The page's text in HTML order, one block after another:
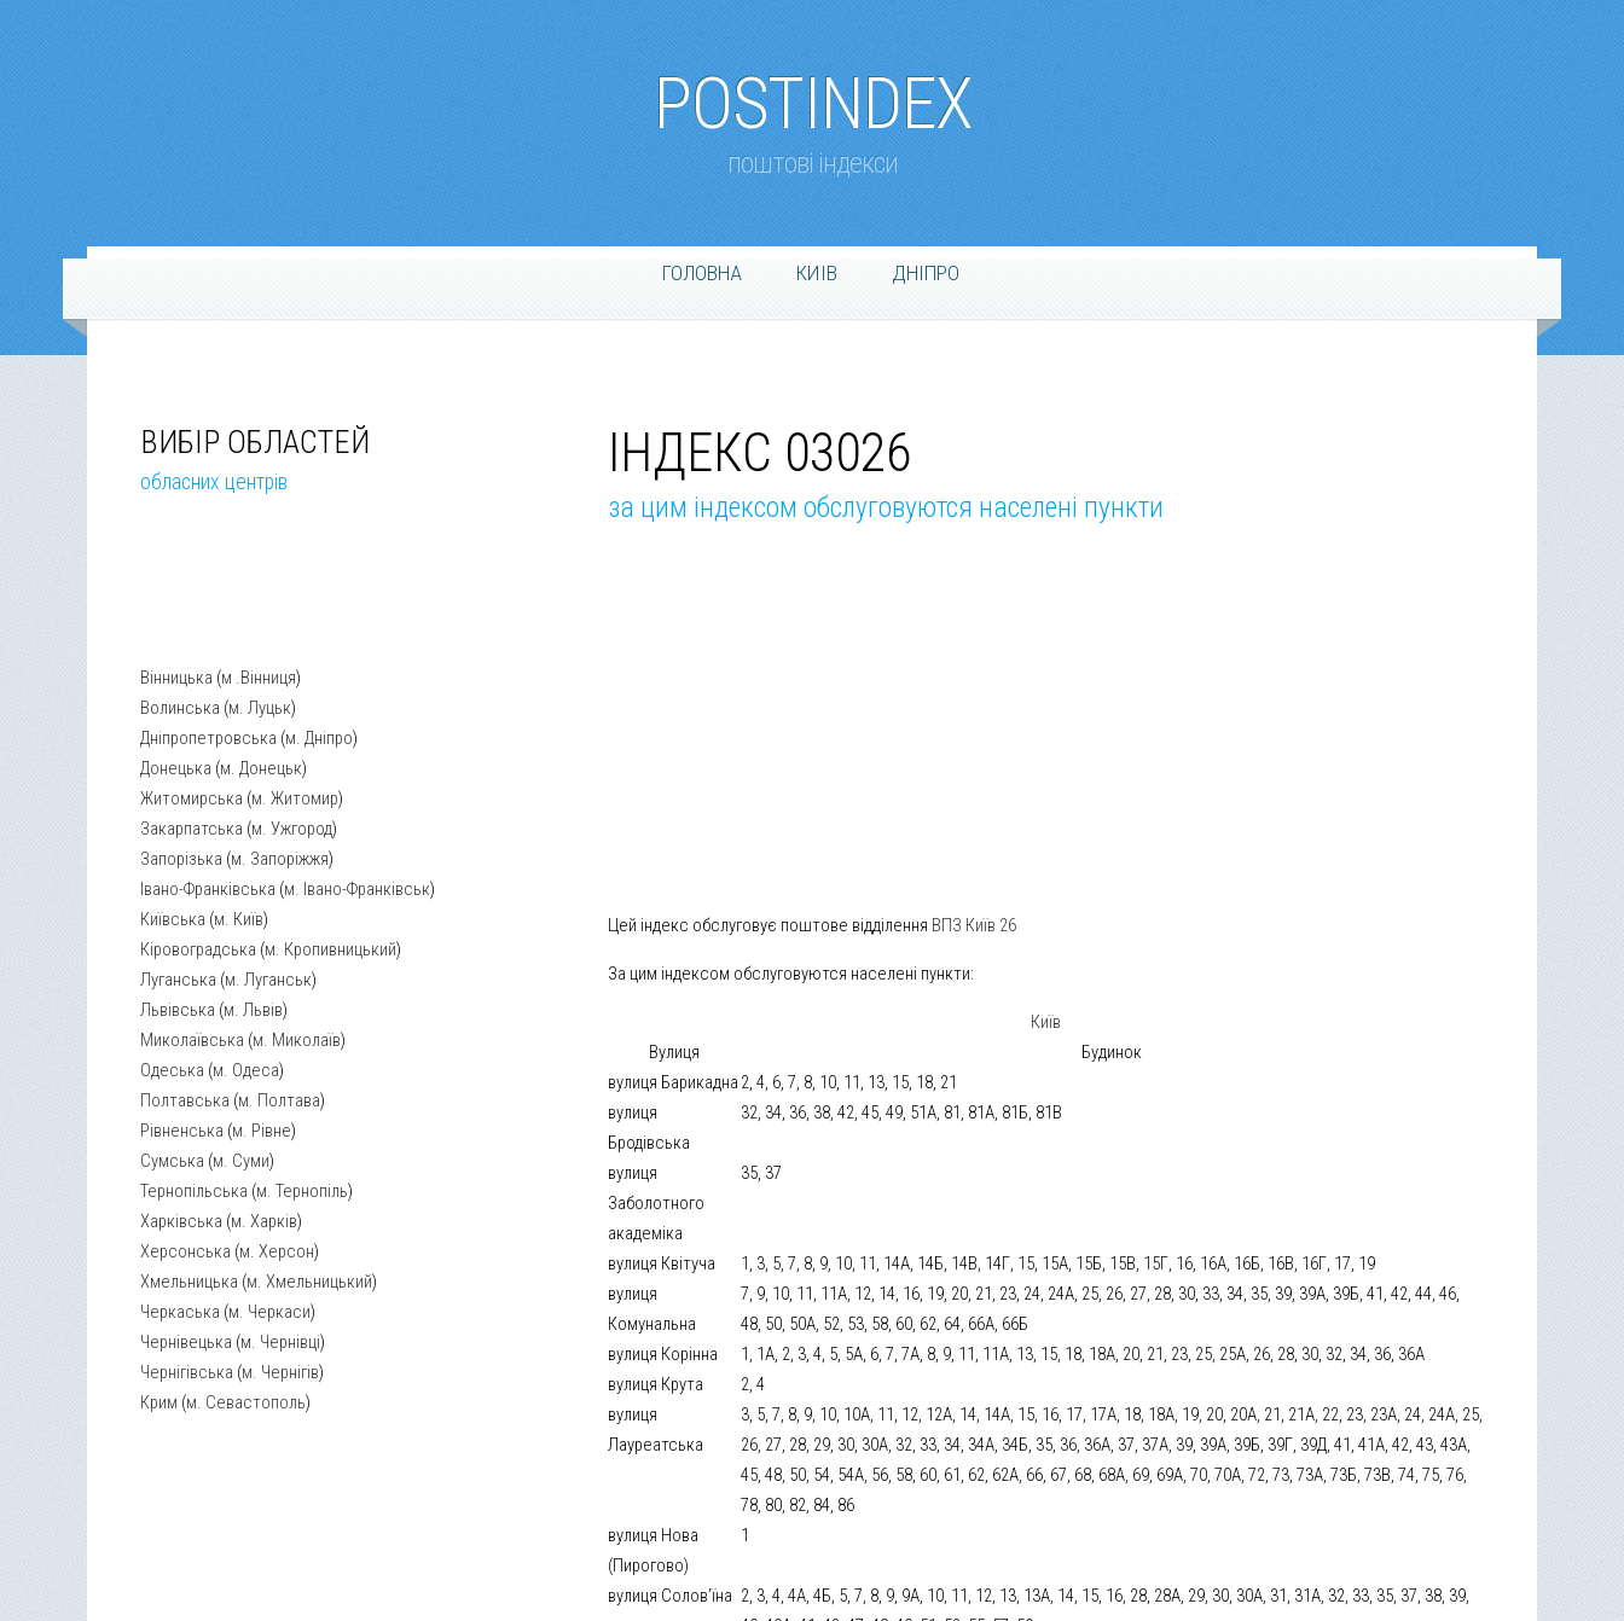
POSTINDEX
поштові індекси
ГОЛОВНА КИІВ ДНІПРО
ВИБІР ОБЛАСТЕЙ
обласних центрів
Вінницька (м .Вінниця)
Волинська (м. Луцьк)
Дніпропетровська (м. Дніпро)
Донецька (м. Донецьк)
Житомирська (м. Житомир)
Закарпатська (м. Ужгород)
Запорізька (м. Запоріжжя)
Івано-Франківська (м. Івано-Франківськ)
Київська (м. Київ)
Кіровоградська (м. Кропивницький)
Луганська (м. Луганськ)
Львівська (м. Львів)
Миколаївська (м. Миколаїв)
Одеська (м. Одеса)
Полтавська (м. Полтава)
Рівненська (м. Рівне)
Сумська (м. Суми)
Тернопільська (м. Тернопіль)
Харківська (м. Харків)
Херсонська (м. Херсон)
Хмельницька (м. Хмельницький)
Черкаська (м. Черкаси)
Чернівецька (м. Чернівці)
Чернігівська (м. Чернігів)
Крим (м. Севастополь)
ІНДЕКС 03026
за цим індексом обслуговуются населені пункти
Цей індекс обслуговує поштове відділення ВПЗ Київ 26
За цим індексом обслуговуются населені пункти:
Київ
Вулиця
Будинок
вулиця Барикадна 2, 4, 6, 7, 8, 10, 11, 13, 15, 18, 21
вулиця
Бродівська
32, 34, 36, 38, 42, 45, 49, 51А, 81, 81А, 81Б, 81В
вулиця
Заболотного
академіка
35, 37
вулиця Квітуча
1, 3, 5, 7, 8, 9, 10, 11, 14А, 14Б, 14В, 14Г, 15, 15А, 15Б, 15В, 15Г, 16, 16А, 16Б, 16В, 16Г, 17, 19
вулиця
Комунальна
7, 9, 10, 11, 11А, 12, 14, 16, 19, 20, 21, 23, 24, 24А, 25, 26, 27, 28, 30, 33, 34, 35, 39, 39А, 39Б, 41, 42, 44, 46,
48, 50, 50А, 52, 53, 58, 60, 62, 64, 66А, 66Б
вулиця Корінна
1, 1А, 2, 3, 4, 5, 5А, 6, 7, 7А, 8, 9, 11, 11А, 13, 15, 18, 18А, 20, 21, 23, 25, 25А, 26, 28, 30, 32, 34, 36, 36А
вулиця Крута
2, 4
вулиця
Лауреатська
3, 5, 7, 8, 9, 10, 10А, 11, 12, 12А, 14, 14А, 15, 16, 17, 17А, 18, 18А, 19, 20, 20А, 21, 21А, 22, 23, 23А, 24, 24А, 25,
26, 27, 28, 29, 30, 30А, 32, 33, 34, 34А, 34Б, 35, 36, 36А, 37, 37А, 39, 39А, 39Б, 39Г, 39Д, 41, 41А, 42, 43, 43А,
45, 48, 50, 54, 54А, 56, 58, 60, 61, 62, 62А, 66, 67, 68, 68А, 69, 69А, 70, 70А, 72, 73, 73А, 73Б, 73В, 74, 75, 76,
78, 80, 82, 84, 86
вулиця Нова
(Пирогово)
1
вулиця Солов’їна 2, 3, 4, 4А, 4Б, 5, 7, 8, 9, 9А, 10, 11, 12, 13, 13А, 14, 15, 16, 28, 28А, 29, 30, 30А, 31, 31А, 32, 33, 35, 37, 38, 39,